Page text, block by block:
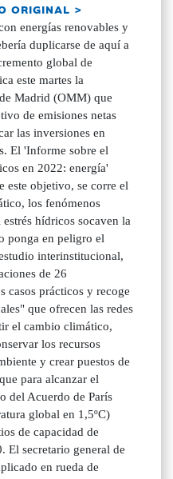
ORIGINAL >
energías renovables y
duplicarse de aquí a
global de
este martes la
Madrid (OMM) que
de emisiones netas
las inversiones en
El 'Informe sobre el
en 2022: energía'
este objetivo, se corre el
los fenómenos
hídricos socaven la
ponga en peligro el
interinstitucional,
de 26
casos prácticos y recoge
que ofrecen las redes
el cambio climático,
los recursos
y crear puestos de
para alcanzar el
del Acuerdo de París
global en 1,5ºC)
de capacidad de
El secretario general de
en rueda de